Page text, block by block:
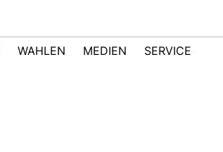
WAHLEN MEDIEN SERVICE